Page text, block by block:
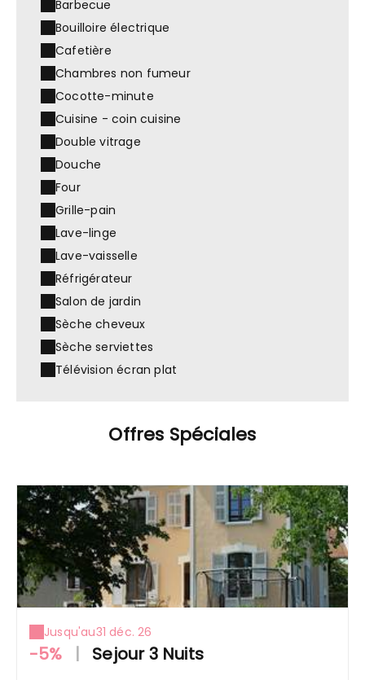
Barbecue
Bouilloire électrique
Cafetière
Chambres non fumeur
Cocotte-minute
Cuisine - coin cuisine
Double vitrage
Douche
Four
Grille-pain
Lave-linge
Lave-vaisselle
Réfrigérateur
Salon de jardin
Sèche cheveux
Sèche serviettes
Télévision écran plat
Offres Spéciales
Jusqu'au31 déc. 26
-5% Sejour 3 Nuits